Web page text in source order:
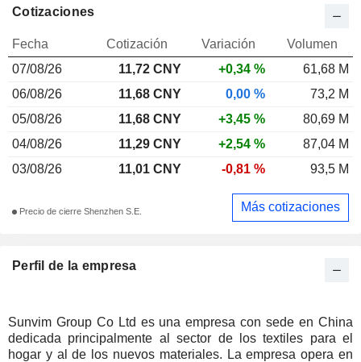
Perfil de la empresa
Sunvim Group Co Ltd es una empresa con sede en China
dedicada principalmente al sector de los textiles para el
hogar y al de los nuevos materiales. La empresa opera en
Cotizaciones
Fecha Cotización Variación
Volumen
07/08/26
11,72 CNY +0,34 %
61,68 M
06/08/26
11,68 CNY 0,00 %
73,2 M
05/08/26
11,68 CNY +3,45 %
80,69 M
04/08/26
11,29 CNY +2,54 %
87,04 M
03/08/26
11,01 CNY -0,81 % 93,5 M
Precio de cierre Shenzhen S.E. Más cotizaciones